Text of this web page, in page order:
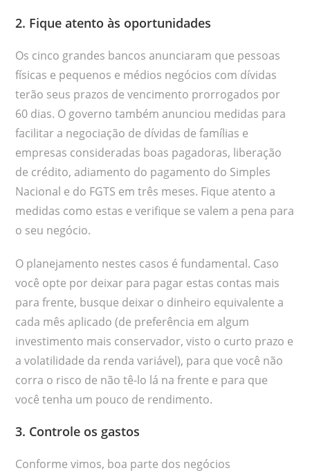
2. Fique atento às oportunidades
Os cinco grandes bancos anunciaram que pessoas
físicas e pequenos e médios negócios com dívidas
terão seus prazos de vencimento prorrogados por
60 dias. O governo também anunciou medidas para
facilitar a negociação de dívidas de famílias e
empresas consideradas boas pagadoras, liberação
de crédito, adiamento do pagamento do Simples
Nacional e do FGTS em três meses. Fique atento a
medidas como estas e verifique se valem a pena para
o seu negócio.
O planejamento nestes casos é fundamental. Caso
você opte por deixar para pagar estas contas mais
para frente, busque deixar o dinheiro equivalente a
cada mês aplicado (de preferência em algum
investimento mais conservador, visto o curto prazo e
a volatilidade da renda variável), para que você não
corra o risco de não tê-lo lá na frente e para que
você tenha um pouco de rendimento.
3. Controle os gastos
Conforme vimos, boa parte dos negócios